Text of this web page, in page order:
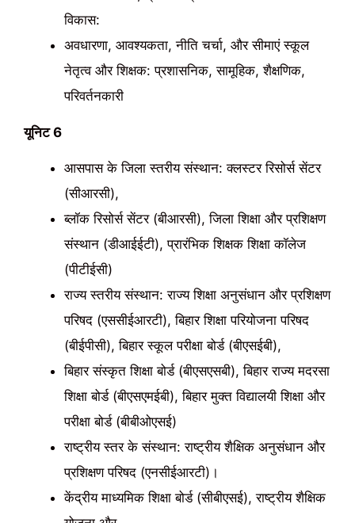
विकास:
अवधारणा, आवश्यकता, नीति चर्चा, और सीमाएं स्कूल
नेतृत्व और शिक्षक: प्रशासनिक, सामूहिक, शैक्षणिक,
परिवर्तनकारी
यूनिट 6
आसपास के जिला स्तरीय संस्थान: क्लस्टर रिसोर्स सेंटर
(सीआरसी),
ब्लॉक रिसोर्स सेंटर (बीआरसी), जिला शिक्षा और प्रशिक्षण
संस्थान (डीआईईटी), प्रारंभिक शिक्षक शिक्षा कॉलेज
(पीटीईसी)
राज्य स्तरीय संस्थान: राज्य शिक्षा अनुसंधान और प्रशिक्षण
परिषद (एससीईआरटी), बिहार शिक्षा परियोजना परिषद
(बीईपीसी), बिहार स्कूल परीक्षा बोर्ड (बीएसईबी),
बिहार संस्कृत शिक्षा बोर्ड (बीएसएसबी), बिहार राज्य मदरसा
शिक्षा बोर्ड (बीएसएमईबी), बिहार मुक्त विद्यालयी शिक्षा और
परीक्षा बोर्ड (बीबीओएसई)
राष्ट्रीय स्तर के संस्थान: राष्ट्रीय शैक्षिक अनुसंधान और
प्रशिक्षण परिषद (एनसीईआरटी)।
केंद्रीय माध्यमिक शिक्षा बोर्ड (सीबीएसई), राष्ट्रीय शैक्षिक